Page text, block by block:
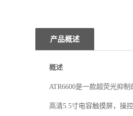
产品概述
概述
ATR6600是一款超荧光抑
高清5.5寸电容触摸屏，操